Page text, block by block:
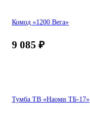
Комод «1200 Вега»
9 085 ₽
Тумба ТВ «Наоми ТБ-17»